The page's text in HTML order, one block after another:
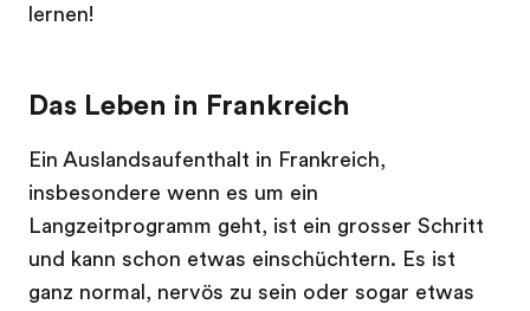
lernen!
Das Leben in Frankreich
Ein Auslandsaufenthalt in Frankreich,
insbesondere wenn es um ein
Langzeitprogramm geht, ist ein grosser Schritt
und kann schon etwas einschüchtern. Es ist
ganz normal, nervös zu sein oder sogar etwas